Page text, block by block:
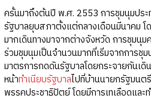
ครั้นมาถึงต้นปี พ.ศ. 2553 การชุมนุมประ
รัฐบาลยุบสภาตั้งแต่กลางเดือนมีนาคม โ
มากเดินทางมาจากต่างจังหวัด การชุมนุ
ร่วมชุมนุมเป็นจำนวนมากที่เริ่มจากการชุ
มาตรการกดดันรัฐบาลโดยกระจายกันเดิ
หน้าทำเนียบรัฐบาลไปที่บ้านนายกรัฐมนต
พรรคประชาธิปัตย์ โดยมีการเทเลือดแล